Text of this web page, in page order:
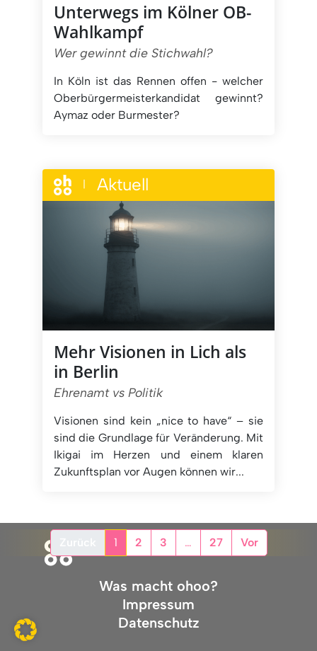
Unterwegs im Kölner OB-
Wahlkampf
Wer gewinnt die Stichwahl?
In Köln ist das Rennen offen - welcher
Oberbürgermeisterkandidat gewinnt?
Aymaz oder Burmester?
Aktuell
Mehr Visionen in Lich als
in Berlin
Ehrenamt vs Politik
Visionen sind kein „nice to have“ – sie
sind die Grundlage für Veränderung. Mit
Ikigai im Herzen und einem klaren
Zukunftsplan vor Augen können wir...
1 2 3 … 27 Vor
Was macht ohoo?
Impressum
Datenschutz